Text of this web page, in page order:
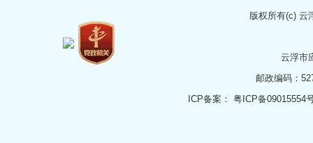
版权所有(c) 云
云浮市
邮政编码：
ICP备案： 粤ICP备09015554